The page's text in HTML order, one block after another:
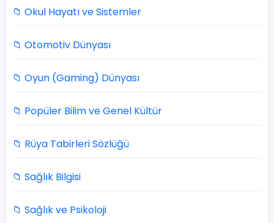
📁 Okul Hayatı ve Sistemler
📁 Otomotiv Dünyası
📁 Oyun (Gaming) Dünyası
📁 Popüler Bilim ve Genel Kültür
📁 Rüya Tabirleri Sözlüğü
📁 Sağlık Bilgisi
📁 Sağlık ve Psikoloji